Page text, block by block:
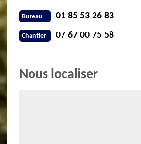
Bureau 01 85 53 26 83
Chantier 07 67 00 75 58
Nous localiser